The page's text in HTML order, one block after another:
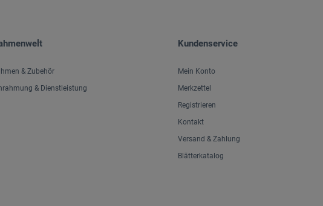
& Zubehör
& Dienstleistung
Kundenservice
Mein Konto
Merkzettel
Registrieren
Kontakt
Versand & Zahlung
Blätterkatalog